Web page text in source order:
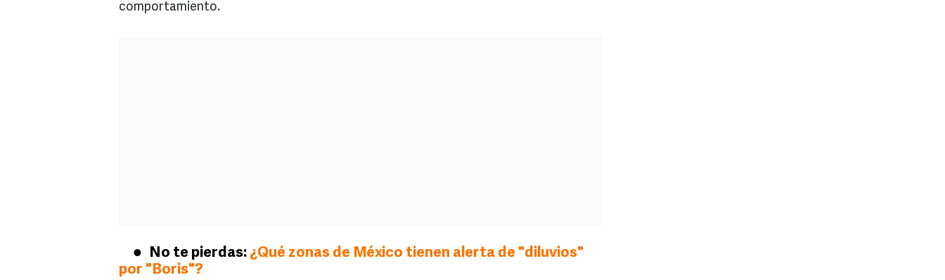
comportamiento.
No te pierdas: ¿Qué zonas de México tienen alerta de "diluvios"
por "Boris"?